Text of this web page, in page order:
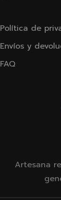
Política de
Envíos y
FAQ
Artesana